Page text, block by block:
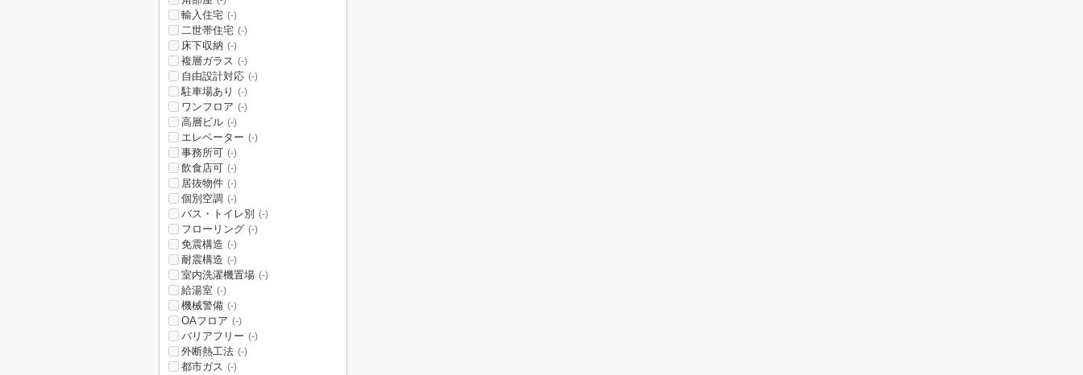
輸入住宅 (-)
二世帯住宅 (-)
床下収納 (-)
複層ガラス (-)
自由設計対応 (-)
駐車場あり (-)
ワンフロア (-)
高層ビル (-)
エレベーター (-)
事務所可 (-)
飲食店可 (-)
居抜物件 (-)
個別空調 (-)
バス・トイレ別 (-)
フローリング (-)
免震構造 (-)
耐震構造 (-)
室内洗濯機置場 (-)
給湯室 (-)
機械警備 (-)
OAフロア (-)
バリアフリー (-)
外断熱工法 (-)
都市ガス (-)